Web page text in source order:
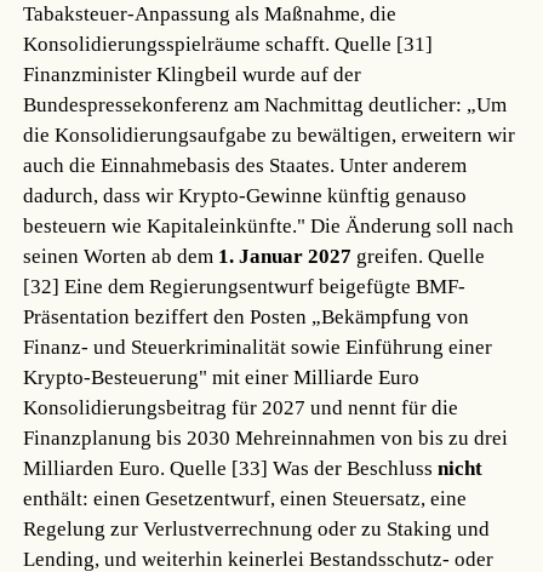
Tabaksteuer-Anpassung als Maßnahme, die
Konsolidierungsspielräume schafft.Quelle [31]
Finanzminister Klingbeil wurde auf der
Bundespressekonferenz am Nachmittag deutlicher: „Um
die Konsolidierungsaufgabe zu bewältigen, erweitern wir
auch die Einnahmebasis des Staates. Unter anderem
dadurch, dass wir Krypto-Gewinne künftig genauso
besteuern wie Kapitaleinkünfte." Die Änderung soll nach
seinen Worten ab dem 1. Januar 2027 greifen.Quelle
[32] Eine dem Regierungsentwurf beigefügte BMF-
Präsentation beziffert den Posten „Bekämpfung von
Finanz- und Steuerkriminalität sowie Einführung einer
Krypto-Besteuerung" mit einer Milliarde Euro
Konsolidierungsbeitrag für 2027 und nennt für die
Finanzplanung bis 2030 Mehreinnahmen von bis zu drei
Milliarden Euro.Quelle [33] Was der Beschlussnicht
enthält: einen Gesetzentwurf, einen Steuersatz, eine
Regelung zur Verlustverrechnung oder zu Staking und
Lending, und weiterhin keinerlei Bestandsschutz- oder